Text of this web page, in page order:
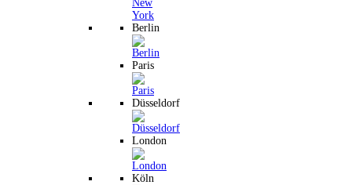
Berlin
Paris
Düsseldorf
London
Köln